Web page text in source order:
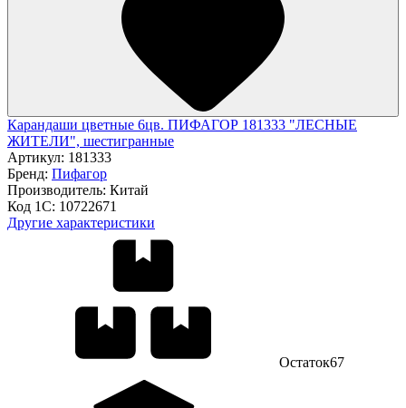
Карандаши цветные 6цв. ПИФАГОР 181333 "ЛЕСНЫЕ
ЖИТЕЛИ", шестигранные
Артикул: 181333
Бренд: Пифагор
Производитель: Китай
Код 1С: 10722671
Другие характеристики
Остаток67